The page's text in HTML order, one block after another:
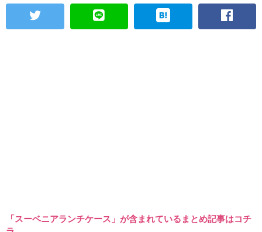
「スーベニアランチケース」が含まれているまとめ記事はコチ